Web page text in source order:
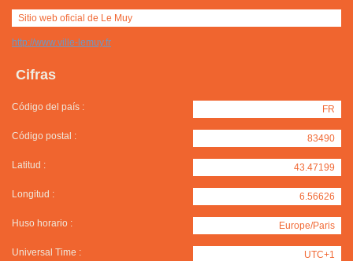
Sitio web oficial de Le Muy
http://www.ville-lemuy.fr
Cifras
Código del país : FR
Código postal : 83490
Latitud : 43.47199
Longitud : 6.56626
Huso horario : Europe/Paris
Universal Time : UTC+1